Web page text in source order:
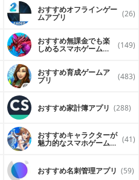
おすすめオフラインゲー
ムアプリ (26)
おすすめ無課金でも楽
しめるスマホゲームア (149)
おすすめ育成ゲームア
プリ (483)
おすすめ家計簿アプリ (288)
おすすめキャラクターが
魅力的なスマホゲームア (41)
おすすめ名刺管理アプリ (59)